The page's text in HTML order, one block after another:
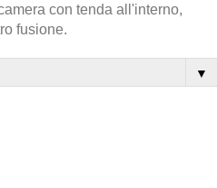
con tenda all'interno,
fusione.
▼